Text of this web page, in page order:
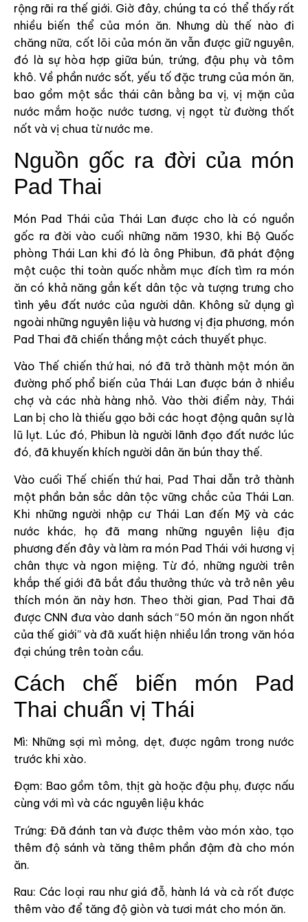
rộng rãi ra thế giới. Giờ đây, chúng ta có thể thấy rất
nhiều biến thể của món ăn. Nhưng dù thế nào đi
chăng nữa, cốt lõi của món ăn vẫn được giữ nguyên,
đó là sự hòa hợp giữa bún, trứng, đậu phụ và tôm
khô. Về phần nước sốt, yếu tố đặc trưng của món ăn,
bao gồm một sắc thái cân bằng ba vị, vị mặn của
nước mắm hoặc nước tương, vị ngọt từ đường thốt
nốt và vị chua từ nước me.
Nguồn gốc ra đời của món
Pad Thai
Món Pad Thái của Thái Lan được cho là có nguồn
gốc ra đời vào cuối những năm 1930, khi Bộ Quốc
phòng Thái Lan khi đó là ông Phibun, đã phát động
một cuộc thi toàn quốc nhằm mục đích tìm ra món
ăn có khả năng gắn kết dân tộc và tượng trưng cho
tình yêu đất nước của người dân. Không sử dụng gì
ngoài những nguyên liệu và hương vị địa phương, món
Pad Thai đã chiến thắng một cách thuyết phục.
Vào Thế chiến thứ hai, nó đã trở thành một món ăn
đường phố phổ biến của Thái Lan được bán ở nhiều
chợ và các nhà hàng nhỏ. Vào thời điểm này, Thái
Lan bị cho là thiếu gạo bởi các hoạt động quân sự là
lũ lụt. Lúc đó, Phibun là người lãnh đạo đất nước lúc
đó, đã khuyến khích người dân ăn bún thay thế.
Vào cuối Thế chiến thứ hai, Pad Thai dẫn trở thành
một phần bản sắc dân tộc vững chắc của Thái Lan.
Khi những người nhập cư Thái Lan đến Mỹ và các
nước khác, họ đã mang những nguyên liệu địa
phương đến đây và làm ra món Pad Thái với hương vị
chân thực và ngon miệng. Từ đó, những người trên
khắp thế giới đã bắt đầu thưởng thức và trở nên yêu
thích món ăn này hơn. Theo thời gian, Pad Thai đã
được CNN đưa vào danh sách “50 món ăn ngon nhất
của thế giới” và đã xuất hiện nhiều lần trong văn hóa
đại chúng trên toàn cầu.
Cách chế biến món Pad
Thai chuẩn vị Thái
Mì: Những sợi mì mỏng, dẹt, được ngâm trong nước
trước khi xào.
Đạm: Bao gồm tôm, thịt gà hoặc đậu phụ, được nấu
cùng với mì và các nguyên liệu khác
Trứng: Đã đánh tan và được thêm vào món xào, tạo
thêm độ sánh và tăng thêm phần đậm đà cho món
ăn.
Rau: Các loại rau như giá đỗ, hành lá và cà rốt được
thêm vào để tăng độ giòn và tươi mát cho món ăn.